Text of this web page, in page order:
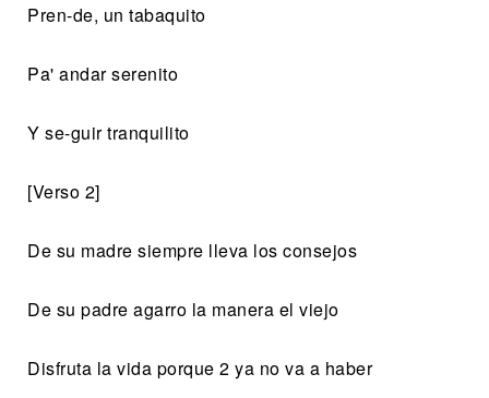
Pren-de, un tabaquito
Pa' andar serenito
Y se-guir tranquilito
[Verso 2]
De su madre siempre lleva los consejos
De su padre agarro la manera el viejo
Disfruta la vida porque 2 ya no va a haber